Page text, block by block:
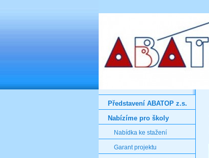
Představení ABATOP z.s.
Nabízíme pro školy
Nabídka ke stažení
Garant projektu